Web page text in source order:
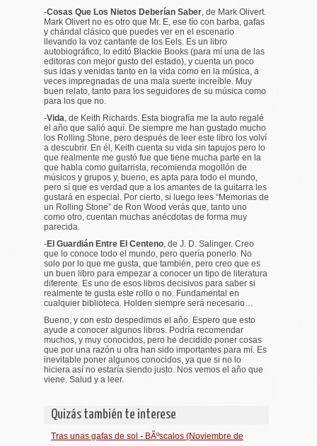
-Cosas Que Los Nietos Deberían Saber , de Mark Olivert.
Mark Olivert no es otro que Mr. E, ese tío con barba, gafas
y chándal clásico que puedes ver en el escenario
llevando la voz cantante de los Eels. Es un libro
autobiográfico, lo editó Blackie Books (para mí una de las
editoras con mejor gusto del estado), y cuenta un poco
sus idas y venidas tanto en la vida como en la música, a
veces impregnadas de una mala suerte increíble. Muy
buen relato, tanto para los seguidores de su música como
para los que no.
-Vida , de Keith Richards. Esta biografía me la auto regalé
el año que salió aquí. De siempre me han gustado mucho
los Rolling Stone, pero después de leer este libro los volví
a descubrir. En él, Keith cuenta su vida sin tapujos pero lo
que realmente me gustó fue que tiene mucha parte en la
que habla como guitarrista, recomienda mogollón de
músicos y grupos y, bueno, es apta para todo el mundo,
pero sí que es verdad que a los amantes de la guitarra les
gustará en especial. Por cierto, si luego lees “Memorias de
un Rolling Stone” de Ron Wood verás que, tanto uno
como otro, cuentan muchas anécdotas de forma muy
parecida.
-El Guardián Entre El Centeno , de J. D. Salinger. Creo
que lo conoce todo el mundo, pero quería ponerlo. No
solo por lo que me gusta, que también, pero creo que es
un buen libro para empezar a conocer un tipo de literatura
diferente. Es uno de esos libros decisivos para saber si
realmente te gusta este rollo o no. Fundamental en
cualquier biblioteca. Holden siempre será necesario…
Bueno, y con esto despedimos el año. Espero que esto
ayude a conocer algunos libros. Podría recomendar
muchos, y muy conocidos, pero he decidido poner cosas
que por una razón u otra han sido importantes para mí. Es
inevitable poner algunos conocidos, ya que si no lo
hiciera así no estaría siendo justo. Nos vemos el año que
viene. Salud y a leer.
Quizás también te interese
Tras unas gafas de sol - BÃºscalos (Noviembre de